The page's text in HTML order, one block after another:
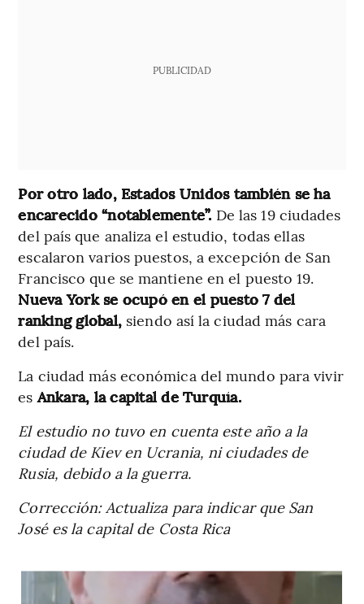
PUBLICIDAD
Por otro lado, Estados Unidos también se ha
encarecido “notablemente”. De las 19 ciudades
del país que analiza el estudio, todas ellas
escalaron varios puestos, a excepción de San
Francisco que se mantiene en el puesto 19.
Nueva York se ocupó en el puesto 7 del
ranking global, siendo así la ciudad más cara
del país.
La ciudad más económica del mundo para vivir
esAnkara, la capital de Turquía.
El estudio no tuvo en cuenta este año a la
ciudad de Kiev en Ucrania, ni ciudades de
Rusia, debido a la guerra.
Corrección: Actualiza para indicar que San
José es la capital de Costa Rica